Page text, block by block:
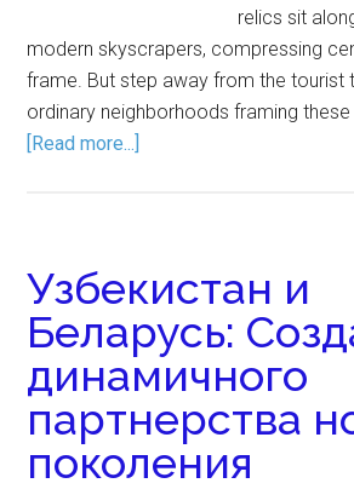
relics sit
modern skyscrapers, compressing
frame. But step away from the tourist
ordinary neighborhoods framing
[Read more...]
Узбекистан и
Беларусь:
динамичного
партнерства
поколения